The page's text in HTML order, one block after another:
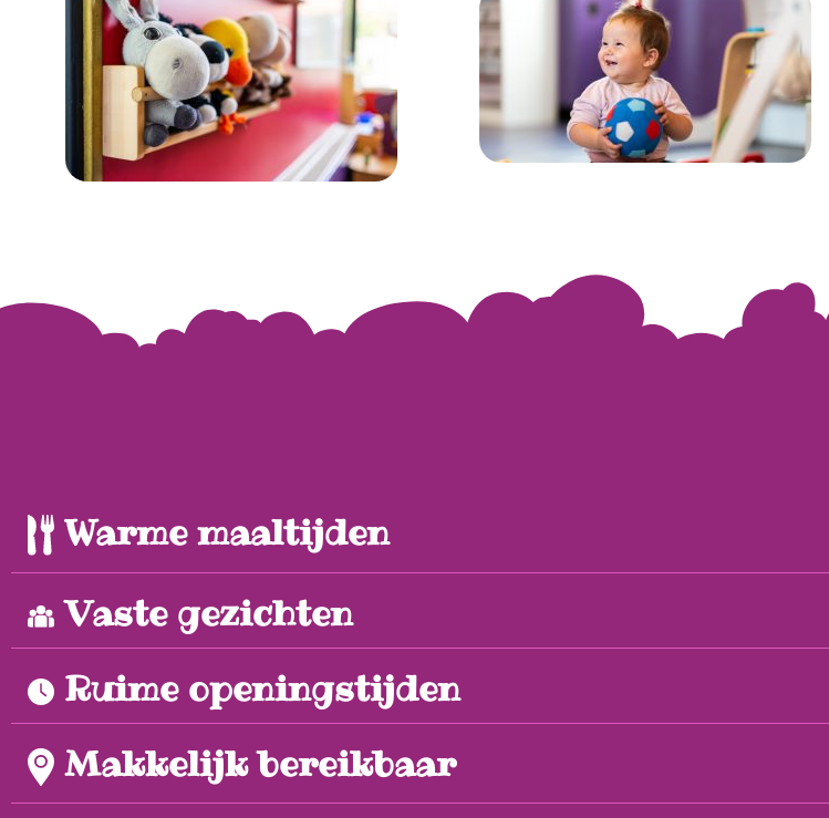
Warme maaltijden
Vaste gezichten
Ruime openingstijden
Makkelijk bereikbaar